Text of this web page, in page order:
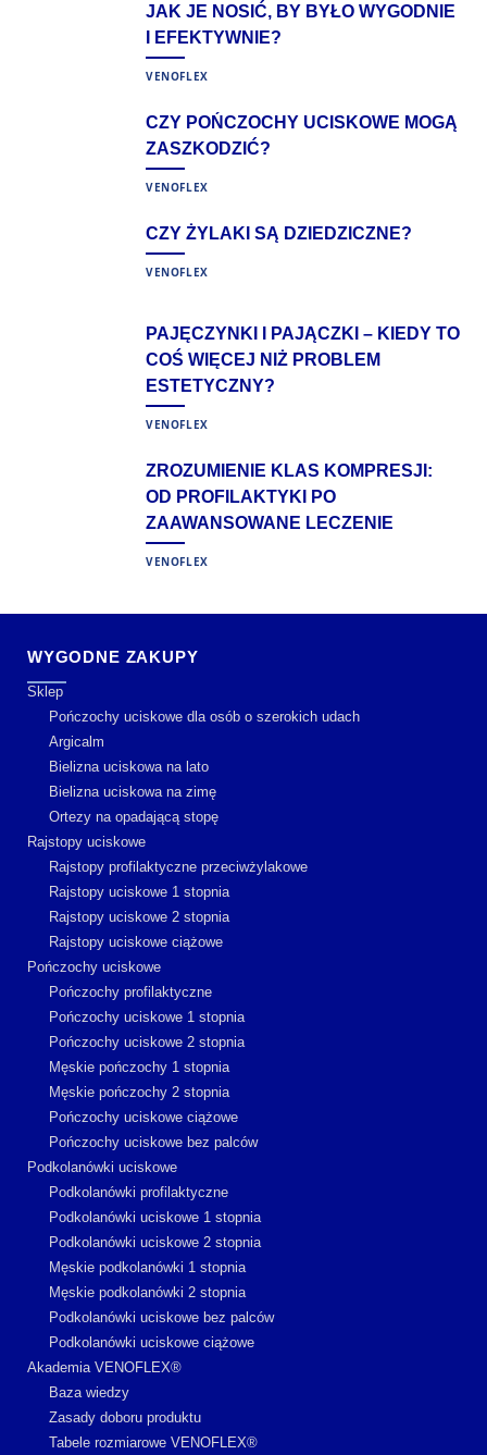
JAK JE NOSIĆ, BY BYŁO WYGODNIE
I EFEKTYWNIE?
VENOFLEX
CZY POŃCZOCHY UCISKOWE MOGĄ
ZASZKODZIĆ?
VENOFLEX
CZY ŻYLAKI SĄ DZIEDZICZNE?
VENOFLEX
PAJĘCZYNKI I PAJĄCZKI – KIEDY TO
COŚ WIĘCEJ NIŻ PROBLEM
ESTETYCZNY?
VENOFLEX
ZROZUMIENIE KLAS KOMPRESJI:
OD PROFILAKTYKI PO
ZAAWANSOWANE LECZENIE
VENOFLEX
WYGODNE ZAKUPY
Sklep
Pończochy uciskowe dla osób o szerokich udach
Argicalm
Bielizna uciskowa na lato
Bielizna uciskowa na zimę
Ortezy na opadającą stopę
Rajstopy uciskowe
Rajstopy profilaktyczne przeciwżylakowe
Rajstopy uciskowe 1 stopnia
Rajstopy uciskowe 2 stopnia
Rajstopy uciskowe ciążowe
Pończochy uciskowe
Pończochy profilaktyczne
Pończochy uciskowe 1 stopnia
Pończochy uciskowe 2 stopnia
Męskie pończochy 1 stopnia
Męskie pończochy 2 stopnia
Pończochy uciskowe ciążowe
Pończochy uciskowe bez palców
Podkolanówki uciskowe
Podkolanówki profilaktyczne
Podkolanówki uciskowe 1 stopnia
Podkolanówki uciskowe 2 stopnia
Męskie podkolanówki 1 stopnia
Męskie podkolanówki 2 stopnia
Podkolanówki uciskowe bez palców
Podkolanówki uciskowe ciążowe
Akademia VENOFLEX®
Baza wiedzy
Zasady doboru produktu
Tabele rozmiarowe VENOFLEX®